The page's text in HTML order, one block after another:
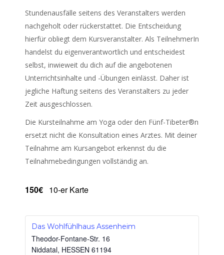
Stundenausfälle seitens des Veranstalters werden
nachgeholt oder rückerstattet. Die Entscheidung
hierfür obliegt dem Kursveranstalter. Als TeilnehmerIn
handelst du eigenverantwortlich und entscheidest
selbst, inwieweit du dich auf die angebotenen
Unterrichtsinhalte und -Übungen einlässt. Daher ist
jegliche Haftung seitens des Veranstalters zu jeder
Zeit ausgeschlossen.
Die Kursteilnahme am Yoga oder den Fünf-Tibeter®n
ersetzt nicht die Konsultation eines Arztes. Mit deiner
Teilnahme am Kursangebot erkennst du die
Teilnahmebedingungen vollständig an.
150€ 10-er Karte
Das Wohlfühlhaus Assenheim
Theodor-Fontane-Str. 16
Niddatal, HESSEN 61194